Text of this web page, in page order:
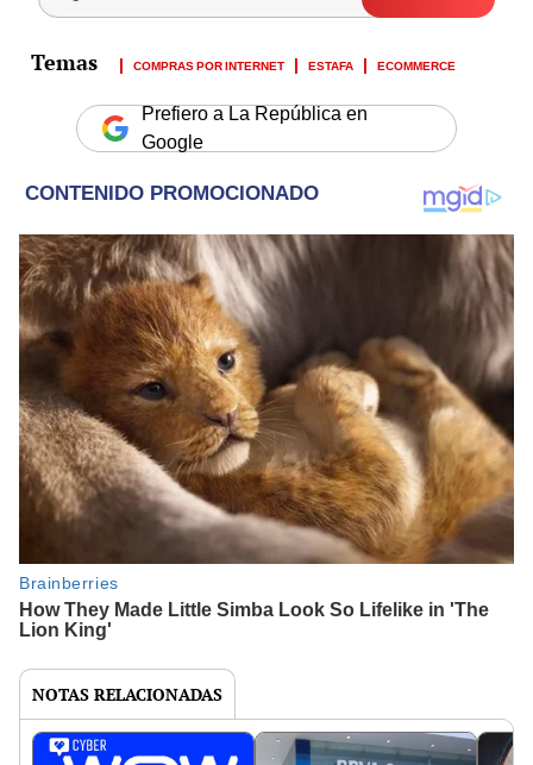
COMPRAS POR INTERNET ESTAFA ECOMMERCE
Prefiero a La República en
Google
NOTAS RELACIONADAS